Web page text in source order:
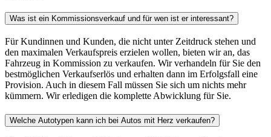
Was ist ein Kommissionsverkauf und für wen ist er interessant?
Für Kundinnen und Kunden, die nicht unter Zeitdruck stehen und
den maximalen Verkaufspreis erzielen wollen, bieten wir an, das
Fahrzeug in Kommission zu verkaufen. Wir verhandeln für Sie den
bestmöglichen Verkaufserlös und erhalten dann im Erfolgsfall eine
Provision. Auch in diesem Fall müssen Sie sich um nichts mehr
kümmern. Wir erledigen die komplette Abwicklung für Sie.
Welche Autotypen kann ich bei Autos mit Herz verkaufen?